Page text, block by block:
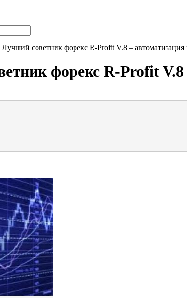
Лучший советник форекс R-Profit V.8 – автоматизация
форекс R-Profit V.8